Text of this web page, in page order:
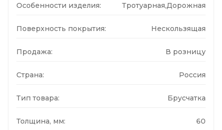
Особенности изделия: Тротуарная,Дорожная
Поверхность покрытия: Нескользящая
Продажа: В розницу
Страна: Россия
Тип товара: Брусчатка
Толщина, мм: 60